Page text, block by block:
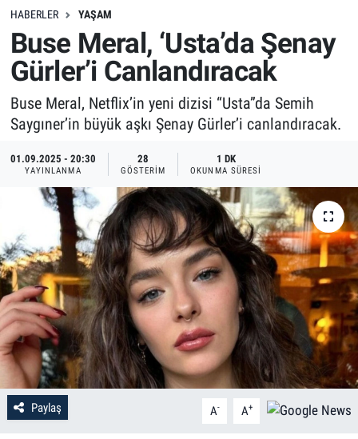
HABERLER YAŞAM
Buse Meral, ‘Usta’da Şenay
Gürler’i Canlandıracak
Buse Meral, Netflix’in yeni dizisi “Usta”da Semih
Saygıner’in büyük aşkı Şenay Gürler’i canlandıracak.
01.09.2025 - 20:30
YAYINLANMA
28
GÖSTERIM
1 DK
OKUNMA SÜRESI
Paylaş A- A+